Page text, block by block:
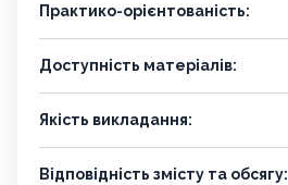
Практико-орієнтованість:
Доступність матеріалів:
Якість викладання:
Відповідність змісту та обсягу: